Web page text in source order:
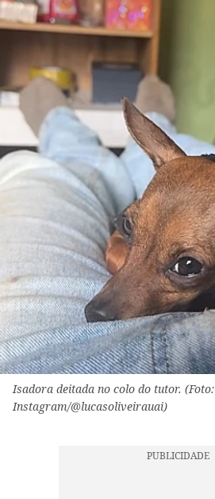
Isadora deitada no colo do tutor. (Foto:
Instagram/@lucasoliveirauai)